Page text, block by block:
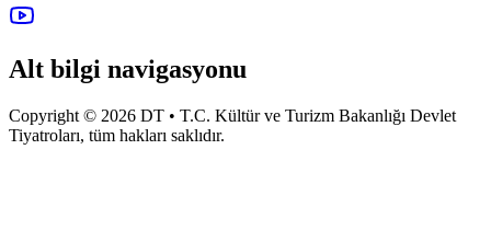
Alt bilgi navigasyonu
Copyright © 2026 DT • T.C. Kültür ve Turizm Bakanlığı Devlet
Tiyatroları, tüm hakları saklıdır.